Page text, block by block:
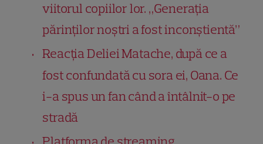
viitorul copiilor lor. „Generația
părinților noștri a fost inconștientă”
Reacția Deliei Matache, după ce a
fost confundată cu sora ei, Oana. Ce
i-a spus un fan când a întâlnit-o pe
stradă